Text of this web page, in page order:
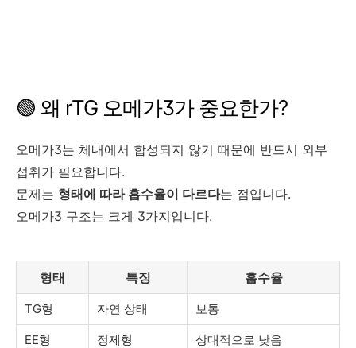
🟢 왜 rTG 오메가3가 중요한가?
오메가3는 체내에서 합성되지 않기 때문에 반드시 외부
섭취가 필요합니다.
문제는 형태에 따라 흡수율이 다르다는 점입니다.
오메가3 구조는 크게 3가지입니다.
형태 특징 흡수율
TG형 자연 상태 보통
EE형 정제형 상대적으로 낮음